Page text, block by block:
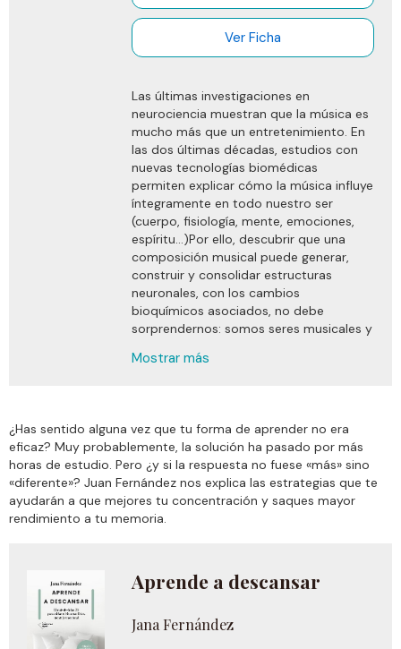
Ver Ficha
Las últimas investigaciones en
neurociencia muestran que la música es
mucho más que un entretenimiento. En
las dos últimas décadas, estudios con
nuevas tecnologías biomédicas
permiten explicar cómo la música influye
íntegramente en todo nuestro ser
(cuerpo, fisiología, mente, emociones,
espíritu…)Por ello, descubrir que una
composición musical puede generar,
construir y consolidar estructuras
neuronales, con los cambios
bioquímicos asociados, no debe
sorprendernos: somos seres musicales y
esta estimulación.
Neuromúsicaes un fantástico trabajo
que nos ayuda a comprender cómo algo
tan sutil puede ser, a la vez, tan
poderoso y transformador como para
cambiar nuestras vidas. El libro ideal
para los amantes de la música de todos
aprovechar sus beneficios.
Mostrar más
¿Has sentido alguna vez que tu forma de aprender no era
eficaz? Muy probablemente, la solución ha pasado por más
horas de estudio. Pero ¿y si la respuesta no fuese «más» sino
«diferente»? Juan Fernández nos explica las estrategias que te
ayudarán a que mejores tu concentración y saques mayor
rendimiento a tu memoria.
Aprende a descansar
Jana Fernández